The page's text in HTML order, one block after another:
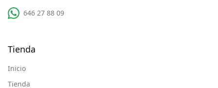
646 27 88 09
Tienda
Inicio
Tienda